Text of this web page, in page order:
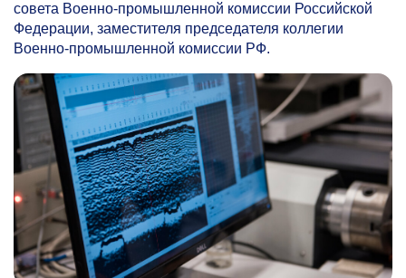
совета Военно-промышленной комиссии Российской
Федерации, заместителя председателя коллегии
Военно-промышленной комиссии РФ.